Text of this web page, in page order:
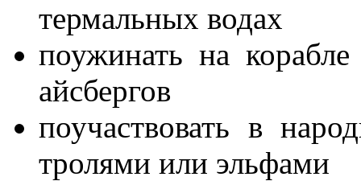
термальных водах
поужинать на
айсбергов
поучаствовать в
тролями или эльфами